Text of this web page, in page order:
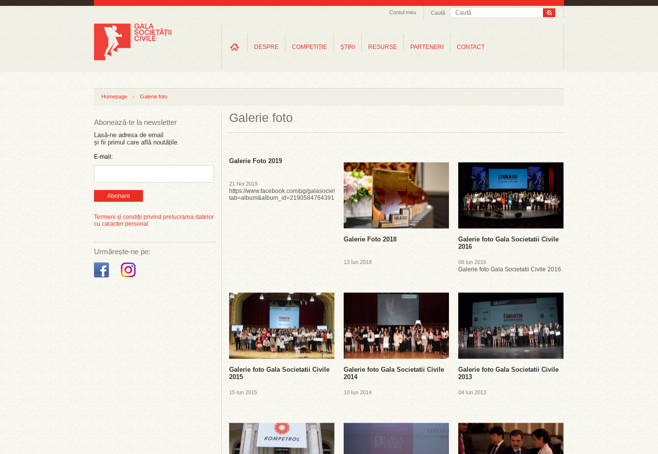
Caută
Contul meu
DESPRE COMPETIȚIE ŞTIRI RESURSE PARTENERI CONTACT
Homepage Galerie foto
Abonează-te la newsletter
Lasă-ne adresa de email
și fii primul care află noutățile.
E-mail:
Abonare
Termeni și condiții privind prelucrarea datelor
cu caracter personal
Urmărește-ne pe:
Galerie foto
Galerie Foto 2019
21 Noi 2019
https://www.facebook.com/pg/galasocietatiicivile/photos/?
tab=album&album_id=2190584764391755
Galerie Foto 2018
13 Iun 2018
Galerie foto Gala Societatii Civile
2016
08 Iun 2016
Galerie foto Gala Societatii Civile 2016
Galerie foto Gala Societatii Civile
2015
15 Iun 2015
Galerie foto Gala Societatii Civile
2014
10 Iun 2014
Galerie foto Gala Societatii Civile
2013
04 Iun 2013